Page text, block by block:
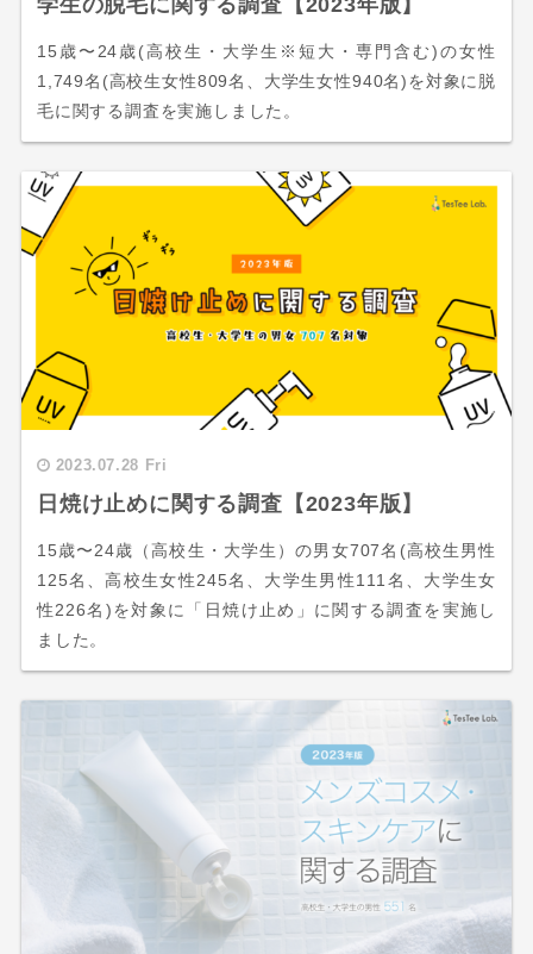
学生の脱毛に関する調査【2023年版】
15歳〜24歳(高校生・大学生※短大・専門含む)の女性
1,749名(高校生女性809名、大学生女性940名)を対象に脱
毛に関する調査を実施しました。
2023.07.28 Fri
日焼け止めに関する調査【2023年版】
15歳〜24歳（高校生・大学生）の男女707名(高校生男性
125名、高校生女性245名、大学生男性111名、大学生女
性226名)を対象に「日焼け止め」に関する調査を実施し
ました。